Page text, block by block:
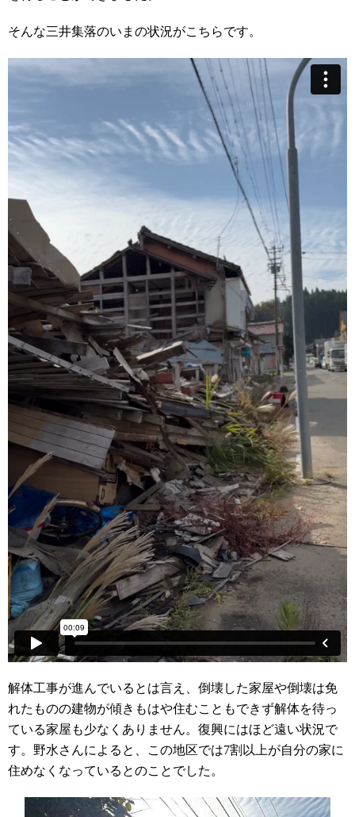
そんな三井集落のいまの状況がこちらです。
解体工事が進んでいるとは言え、倒壊した家屋や倒壊は免
れたものの建物が傾きもはや住むこともできず解体を待っ
ている家屋も少なくありません。復興にはほど遠い状況で
す。野水さんによると、この地区では7割以上が自分の家に
住めなくなっているとのことでした。